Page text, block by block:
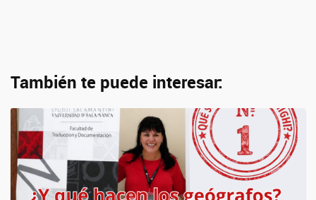
También te puede interesar: